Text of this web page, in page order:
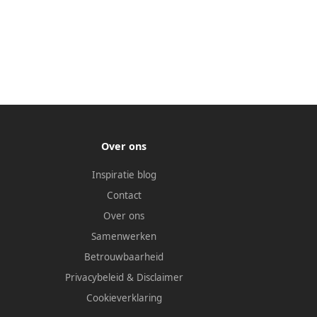
Over ons
Inspiratie blog
Contact
Over ons
Samenwerken
Betrouwbaarheid
Privacybeleid & Disclaimer
Cookieverklaring